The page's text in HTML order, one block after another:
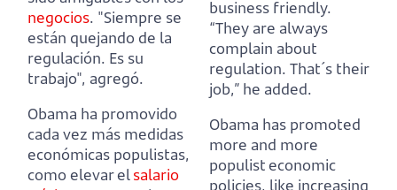
negocios. "Siempre se
están quejando de la
regulación. Es su
trabajo", agregó.
Obama ha promovido
cada vez más medidas
económicas populistas,
como elevar elsalario
business friendly.
“They are always
complain about
regulation. That´s their
job,” he added.
Obama has promoted
more and more
populist economic
policies, like increasing